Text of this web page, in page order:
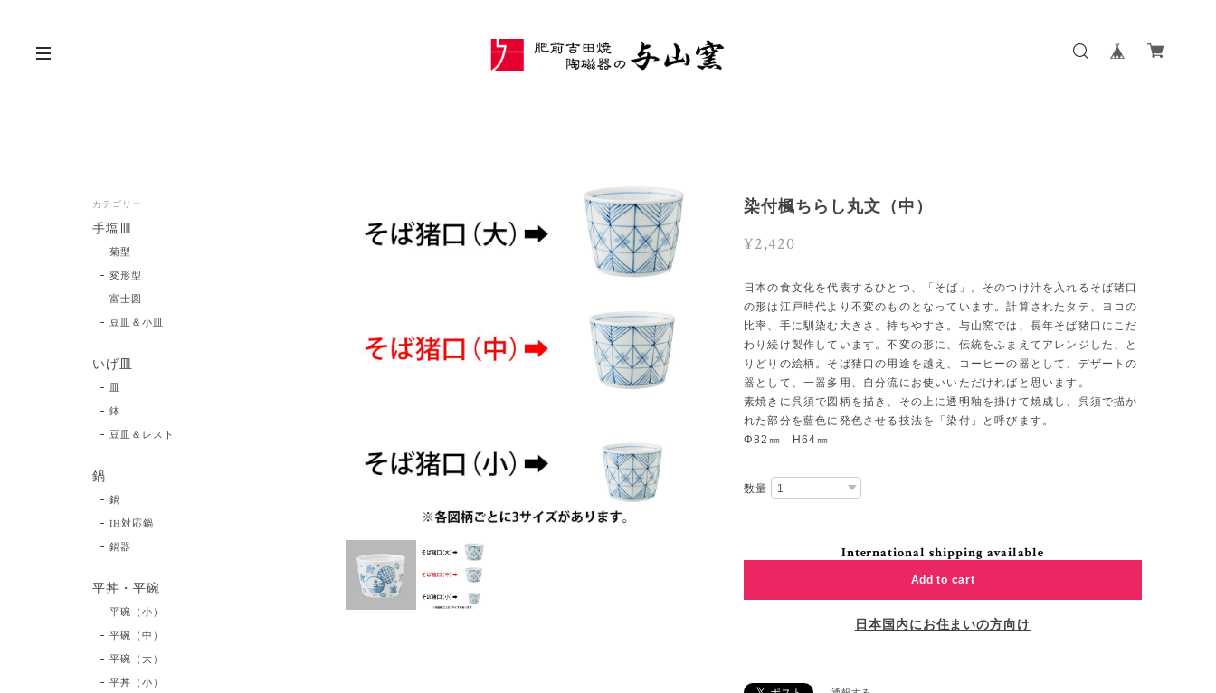
染付楓ちらし丸文（中）
¥2,420
日本の食文化を代表するひとつ、「そば」。そのつけ汁を入れるそば猪口
の形は江戸時代より不変のものとなっています。計算されたタテ、ヨコの
比率、手に馴染む大きさ、持ちやすさ。与山窯では、長年そば猪口にこだ
わり続け製作しています。不変の形に、伝統をふまえてアレンジした、と
りどりの絵柄。そば猪口の用途を越え、コーヒーの器として、デザートの
器として、一器多用、自分流にお使いいただければと思います。
素焼きに呉須で図柄を描き、その上に透明釉を掛けて焼成し、呉須で描か
れた部分を藍色に発色させる技法を「染付」と呼びます。
Φ82㎜ H64㎜
数量
International shipping available
Add to cart
日本国内にお住まいの方向け
カテゴリー
手塩皿
菊型
変形型
富士図
豆皿＆小皿
いげ皿
皿
鉢
豆皿＆レスト
鍋
鍋
IH対応鍋
鍋器
平丼・平碗
平碗（小）
平碗（中）
平碗（大）
平丼（小）